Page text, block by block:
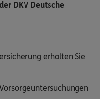
DKV Deutsche
erhalten Sie